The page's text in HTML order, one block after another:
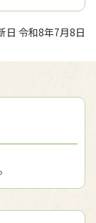
日 令和8年7月8日